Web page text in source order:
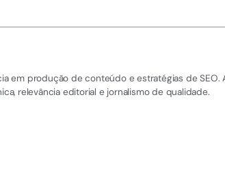
em produção de conteúdo e estratégias de SEO.
relevância editorial e jornalismo de qualidade.